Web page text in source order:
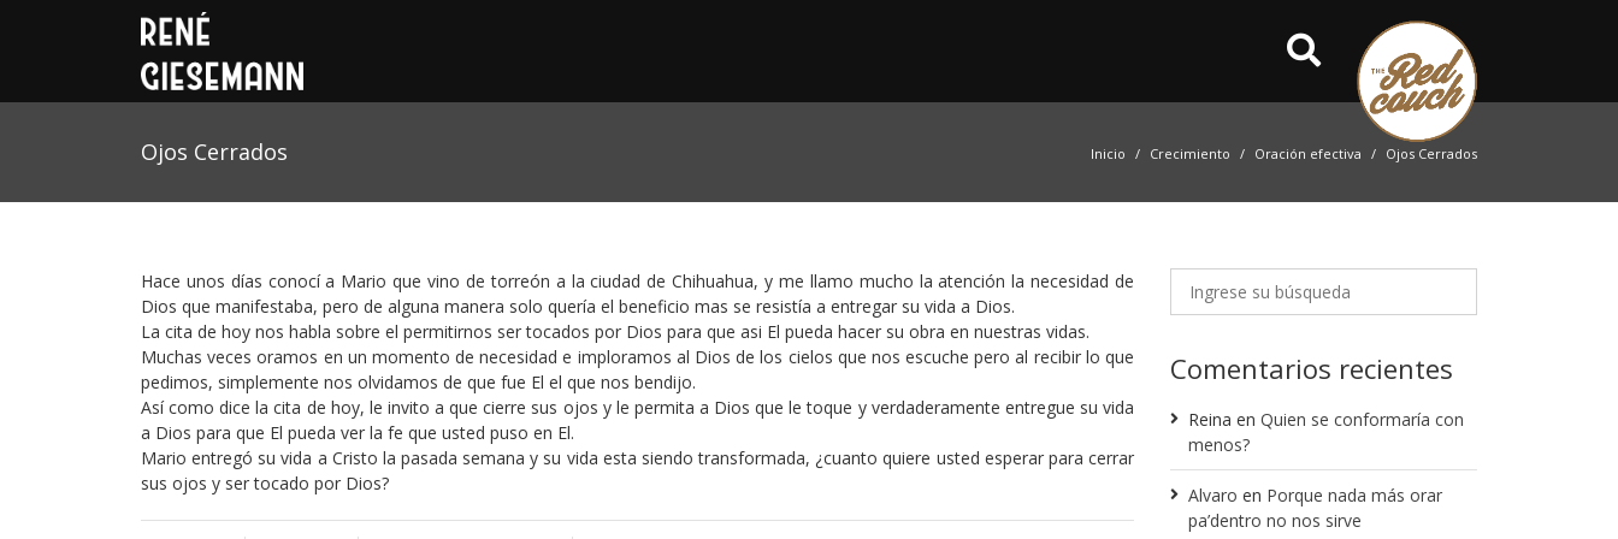
Ojos Cerrados Inicio Crecimiento Oración efectiva Ojos Cerrados
Hace unos días conocí a Mario que vino de torreón a la ciudad de Chihuahua, y me llamo mucho la atención la necesidad de
Dios que manifestaba, pero de alguna manera solo quería el beneficio mas se resistía a entregar su vida a Dios.
La cita de hoy nos habla sobre el permitirnos ser tocados por Dios para que asi El pueda hacer su obra en nuestras vidas.
Muchas veces oramos en un momento de necesidad e imploramos al Dios de los cielos que nos escuche pero al recibir lo que
pedimos, simplemente nos olvidamos de que fue El el que nos bendijo.
Así como dice la cita de hoy, le invito a que cierre sus ojos y le permita a Dios que le toque y verdaderamente entregue su vida
a Dios para que El pueda ver la fe que usted puso en El.
Mario entregó su vida a Cristo la pasada semana y su vida esta siendo transformada, ¿cuanto quiere usted esperar para cerrar
sus ojos y ser tocado por Dios?
Comentarios recientes
Reina en Quien se conformaría con
menos?
Alvaro en Porque nada más orar
pa’dentro no nos sirve